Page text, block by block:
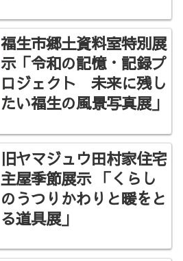
福生市郷土資料室特別展
示「令和の記憶・記録プ
ロジェクト 未来に残し
たい福生の風景写真展」
旧ヤマジュウ田村家住宅
主屋季節展示 「くらし
のうつりかわりと暖をと
る道具展」